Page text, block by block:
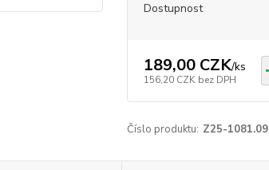
Dostupnost
189,00 CZK/ks
156,20 CZK bez DPH
Číslo produktu: Z25-1081.09